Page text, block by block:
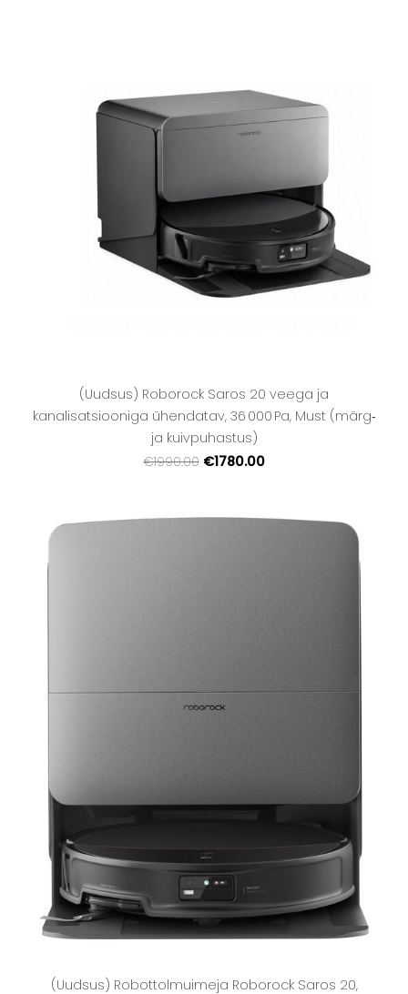
(Uudsus) Roborock Saros 20 veega ja
kanalisatsiooniga ühendatav, 36 000 Pa, Must (märg‑
ja kuivpuhastus)
€1990.00 €1780.00
(Uudsus) Robottolmuimeja Roborock Saros 20,